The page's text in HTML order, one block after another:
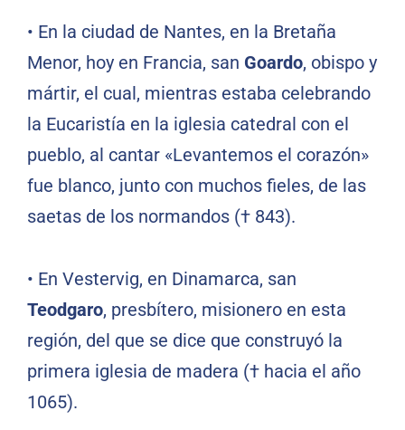
• En la ciudad de Nantes, en la Bretaña
Menor, hoy en Francia, san Goardo, obispo y
mártir, el cual, mientras estaba celebrando
la Eucaristía en la iglesia catedral con el
pueblo, al cantar «Levantemos el corazón»
fue blanco, junto con muchos fieles, de las
saetas de los normandos († 843).
• En Vestervig, en Dinamarca, san
Teodgaro, presbítero, misionero en esta
región, del que se dice que construyó la
primera iglesia de madera († hacia el año
1065).